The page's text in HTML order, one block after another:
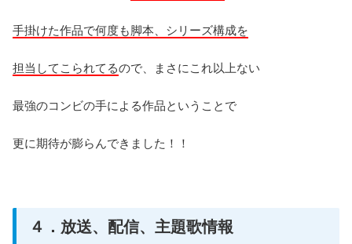
手掛けた作品で何度も脚本、シリーズ構成を
担当してこられてるので、まさにこれ以上ない
最強のコンビの手による作品ということで
更に期待が膨らんできました！！
４．放送、配信、主題歌情報